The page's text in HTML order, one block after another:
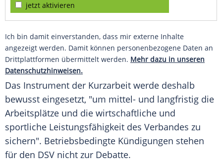
jetzt aktivieren
Ich bin damit einverstanden, dass mir externe Inhalte
angezeigt werden. Damit können personenbezogene Daten an
Drittplattformen übermittelt werden. Mehr dazu in unseren
Datenschutzhinweisen.
Das Instrument der Kurzarbeit werde deshalb
bewusst eingesetzt, "um mittel- und langfristig die
Arbeitsplätze und die wirtschaftliche und
sportliche Leistungsfähigkeit des Verbandes zu
sichern". Betriebsbedingte Kündigungen stehen
für den DSV nicht zur Debatte.